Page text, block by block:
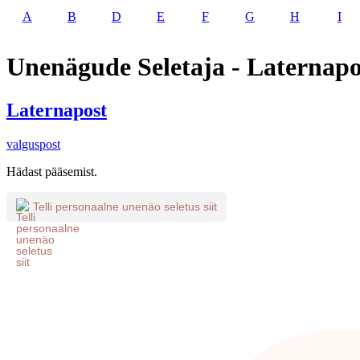
A B D E F G H I
Unenägude Seletaja -
Laternapost
valguspost
Hädast pääsemist.
Telli personaalne unenäo seletus siit